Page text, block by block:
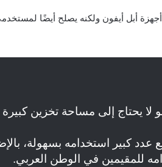
يحتاج إلى مساحة تخزين كبيرة
عدد كبير استخدامه بسهولة،
للمقيمين في الوطن العربي.